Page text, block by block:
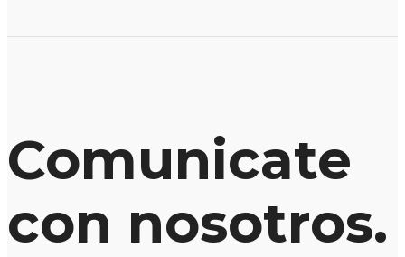
Comunicate
con nosotros.